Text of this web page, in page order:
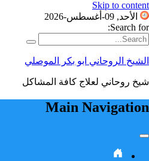
Skip to content
الأحد, 09-أغسطس-2026
Search for:
الشيخ الروحاني ابو بكر الموصلي
شيخ روحاني لعلاج كافة المشاكل
Main Navigation